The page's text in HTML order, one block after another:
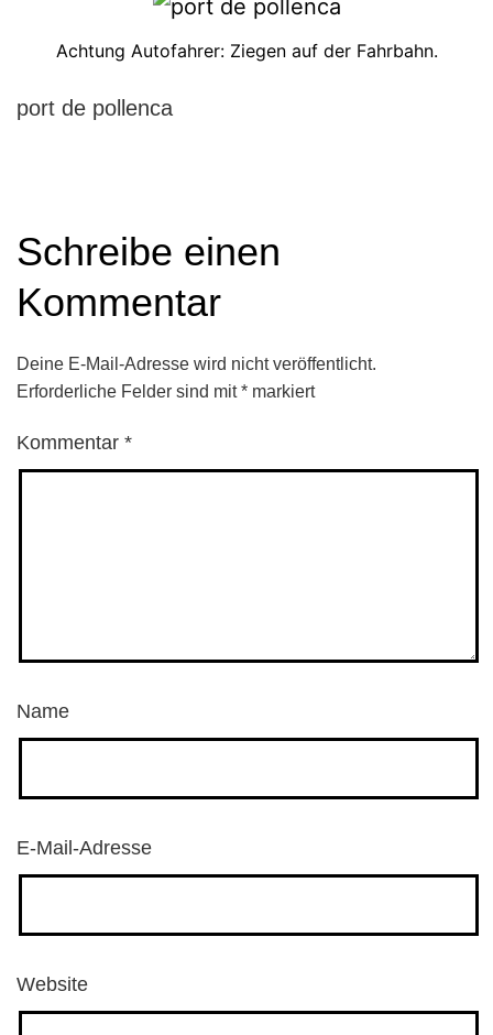
Achtung Autofahrer: Ziegen auf der Fahrbahn.
port de pollenca
Schreibe einen
Kommentar
Deine E-Mail-Adresse wird nicht veröffentlicht.
Erforderliche Felder sind mit* markiert
Kommentar *
Name
E-Mail-Adresse
Website